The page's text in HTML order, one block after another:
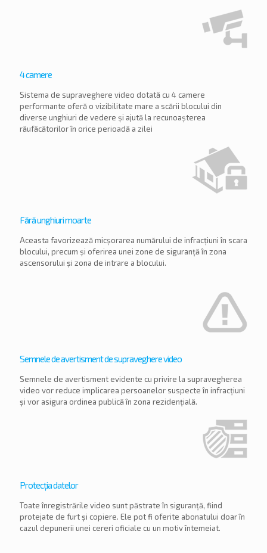
4 camere
Sistema de supraveghere video dotată cu 4 camere
performante oferă o vizibilitate mare a scării blocului din
diverse unghiuri de vedere și ajută la recunoașterea
răufăcătorilor în orice perioadă a zilei
Fără unghiuri moarte
Aceasta favorizează micșorarea numărului de infracțiuni în scara
blocului, precum și oferirea unei zone de siguranță în zona
ascensorului și zona de intrare a blocului.
Semnele de avertisment de supraveghere video
Semnele de avertisment evidente cu privire la supravegherea
video vor reduce implicarea persoanelor suspecte în infracțiuni
și vor asigura ordinea publică în zona rezidențială.
Protecția datelor
Toate înregistrările video sunt păstrate în siguranță, fiind
protejate de furt și copiere. Ele pot fi oferite abonatului doar în
cazul depunerii unei cereri oficiale cu un motiv întemeiat.